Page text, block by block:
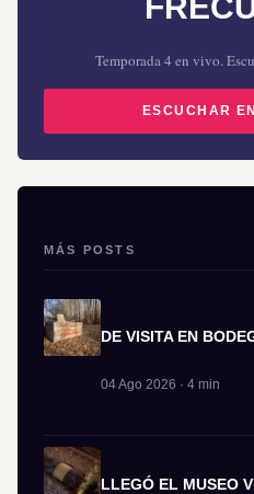
Temporada 4 en vivo.
ESCUCHAR
MÁS POSTS
DE VISITA EN
04 Ago 2026 · 4 min
LLEGÓ EL MUSEO